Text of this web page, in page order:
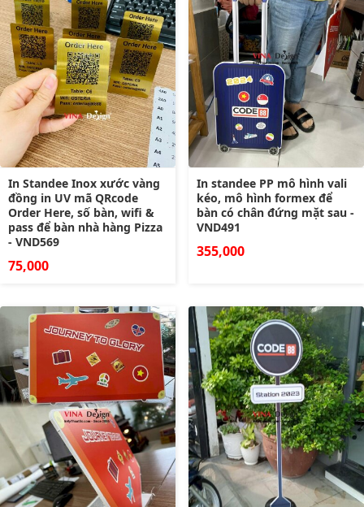
In Standee Inox xước vàng
đồng in UV mã QRcode
Order Here, số bàn, wifi &
pass để bàn nhà hàng Pizza
- VND569
75,000
In standee PP mô hình vali
kéo, mô hình formex để
bàn có chân đứng mặt sau -
VND491
355,000